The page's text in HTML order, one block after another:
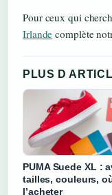
Pour ceux qui
Irlande complète
PLUS D
PUMA Suede XL :
tailles, couleurs,
l’acheter